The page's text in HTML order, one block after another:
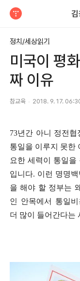
김
정치/세상읽기
미국이 평
짜 이유
참교육 2018. 9. 17.
73년간 아니 정전
통일을 이루지 못한
요한 세력이 통일을
입니다. 이런 명명
을 해야 할 정부는
인 안목에서 통일비
더 많이 들어간다는